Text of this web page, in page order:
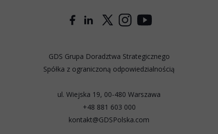
GDS Grupa Doradztwa Strategicznego
Spółka z ograniczoną odpowiedzialnością
ul. Wiejska 19, 00-480 Warszawa
+48 881 603 000
kontakt@GDSPolska.com